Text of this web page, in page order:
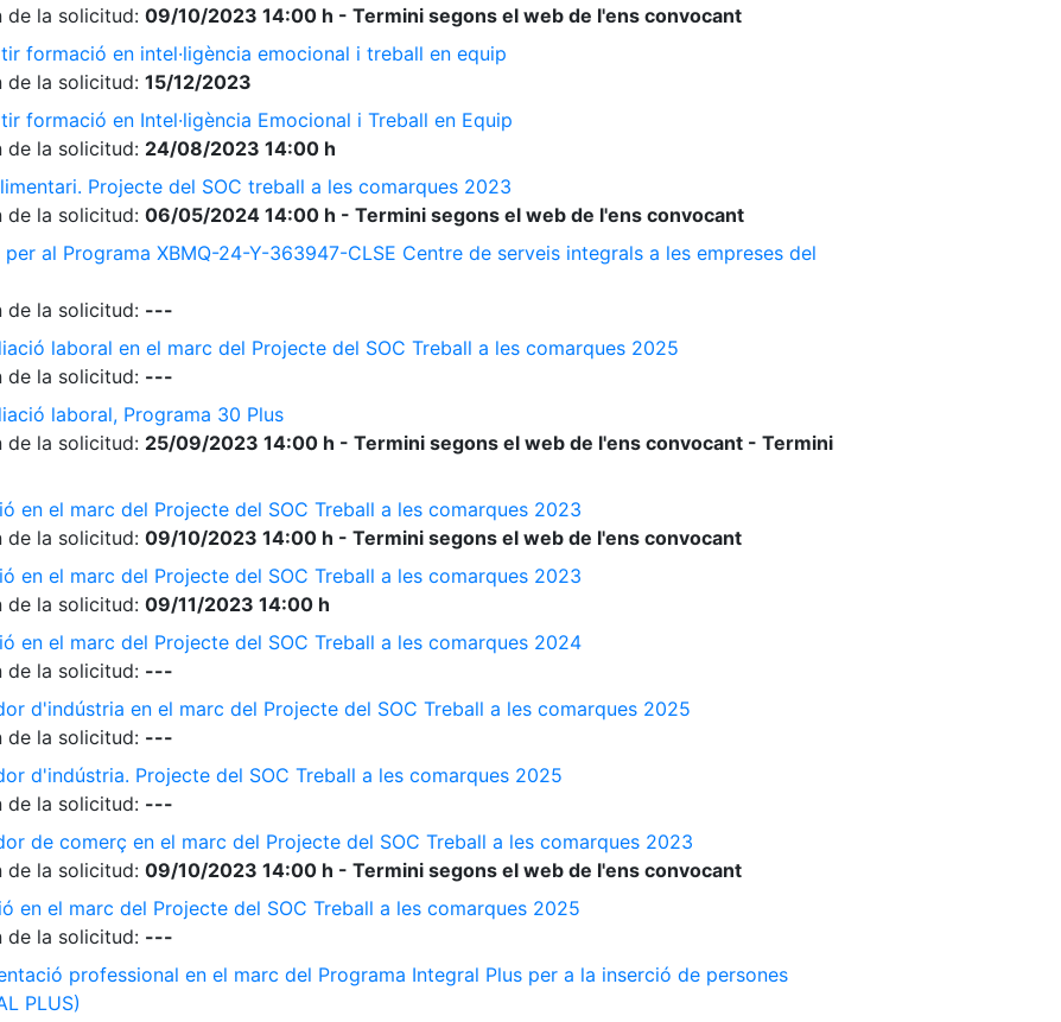
de la solicitud: 09/10/2023 14:00 h - Termini segons el web de l'ens convocant
formació en intel·ligència emocional i treball en equip
de la solicitud: 15/12/2023
formació en Intel·ligència Emocional i Treball en Equip
de la solicitud: 24/08/2023 14:00 h
Projecte del SOC treball a les comarques 2023
de la solicitud: 06/05/2024 14:00 h - Termini segons el web de l'ens convocant
al Programa XBMQ-24-Y-363947-CLSE Centre de serveis integrals a les empreses del
de la solicitud: ---
laboral en el marc del Projecte del SOC Treball a les comarques 2025
de la solicitud: ---
laboral, Programa 30 Plus
de la solicitud: 25/09/2023 14:00 h - Termini segons el web de l'ens convocant - Termini
en el marc del Projecte del SOC Treball a les comarques 2023
de la solicitud: 09/10/2023 14:00 h - Termini segons el web de l'ens convocant
en el marc del Projecte del SOC Treball a les comarques 2023
de la solicitud: 09/11/2023 14:00 h
en el marc del Projecte del SOC Treball a les comarques 2024
de la solicitud: ---
d'indústria en el marc del Projecte del SOC Treball a les comarques 2025
de la solicitud: ---
d'indústria. Projecte del SOC Treball a les comarques 2025
de la solicitud: ---
de comerç en el marc del Projecte del SOC Treball a les comarques 2023
de la solicitud: 09/10/2023 14:00 h - Termini segons el web de l'ens convocant
en el marc del Projecte del SOC Treball a les comarques 2025
de la solicitud: ---
professional en el marc del Programa Integral Plus per a la inserció de persones
PLUS)